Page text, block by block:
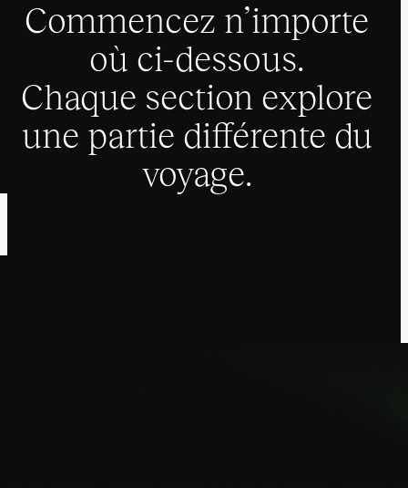
Commencez n’importe
où ci-dessous.
Chaque section explore
une partie différente du
voyage.